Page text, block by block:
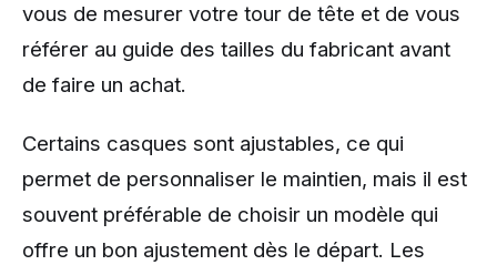
vous de mesurer votre tour de tête et de vous
référer au guide des tailles du fabricant avant
de faire un achat.
Certains casques sont ajustables, ce qui
permet de personnaliser le maintien, mais il est
souvent préférable de choisir un modèle qui
offre un bon ajustement dès le départ. Les